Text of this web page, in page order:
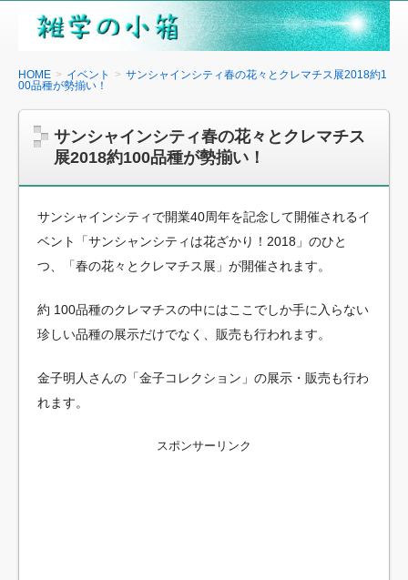
雑
の
箱
HOME イベント
サンシャインシティ春の花々とクレマチス展2018約1
00品種が勢揃い！
サンシャインシティ春の花々とクレマチス
展2018約100品種が勢揃い！
サンシャインシティで開業40周年を記念して開催されるイ
ベント「サンシャンシティは花ざかり！2018」のひと
つ、「春の花々とクレマチス展」が開催されます。
約 100品種のクレマチスの中にはここでしか手に入らない
珍しい品種の展示だけでなく、販売も行われます。
金子明人さんの「金子コレクション」の展示・販売も行わ
れます。
スポンサーリンク